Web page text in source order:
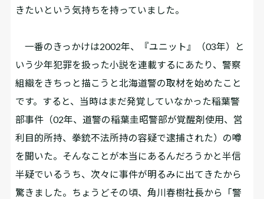
きたいという気持ちを持っていました。
一番のきっかけは2002年、『ユニット』（03年）と
いう少年犯罪を扱った小説を連載するにあたり、警察
組織をきちっと描こうと北海道警の取材を始めたこと
です。すると、当時はまだ発覚していなかった稲葉警
部事件（02年、道警の稲葉圭昭警部が覚醒剤使用、営
利目的所持、拳銃不法所持の容疑で逮捕された）の噂
を聞いた。そんなことが本当にあるんだろうかと半信
半疑でいるうち、次々に事件が明るみに出てきたから
驚きました。ちょうどその頃、角川春樹社長から「警